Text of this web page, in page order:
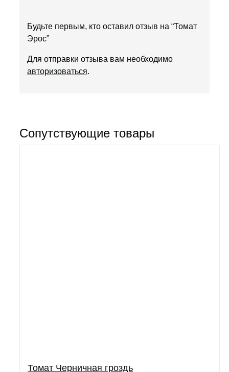
Будьте первым, кто оставил отзыв на “Томат
Эрос”
Для отправки отзыва вам необходимо
авторизоваться.
Сопутствующие товары
Томат Черничная гроздь